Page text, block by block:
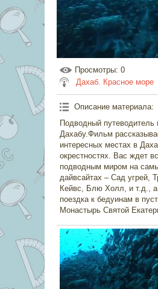
Просмотры: 0
Дахаб. Красное море
Описание материала:
Подводный путеводитель
Дахабу.Фильм
интересных местах в
окрестностях. Вас ждет
подводным миром на
дайвсайтах – Сад угрей,
Кейвс, Блю Холл, и т.д., а
поездка к бедуинам в
Монастырь Святой